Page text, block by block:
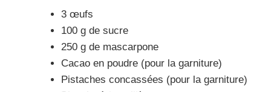
3 œufs
100 g de sucre
250 g de mascarpone
Cacao en poudre (pour la garniture)
Pistaches concassées (pour la garniture)